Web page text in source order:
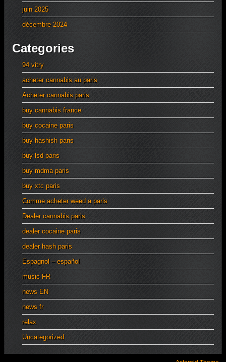
juin 2025
décembre 2024
Categories
94 vitry
acheter cannabis au paris
Acheter cannabis paris
buy cannabis france
buy cocaine paris
buy hashish paris
buy lsd paris
buy mdma paris
buy xtc paris
Comme acheter weed a paris
Dealer cannabis paris
dealer cocaine paris
dealer hash paris
Espagnol – español
music FR
news EN
news fr
relax
Uncategorized